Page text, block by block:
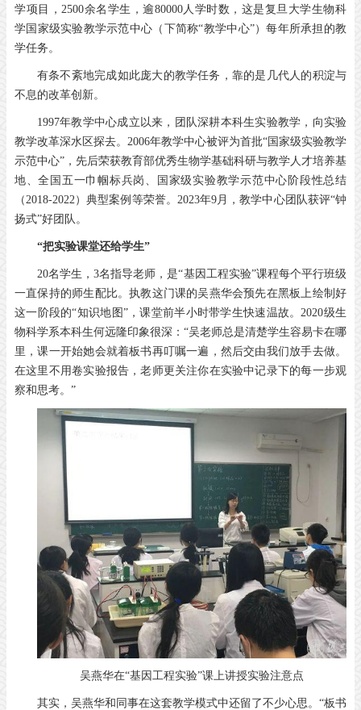
学项目，2500余名学生，逾80000人学时数，这是复旦大学生物科
学国家级实验教学示范中心（下简称“教学中心”）每年所承担的教
学任务。
有条不紊地完成如此庞大的教学任务，靠的是几代人的积淀与
不息的改革创新。
1997年教学中心成立以来，团队深耕本科生实验教学，向实验
教学改革深水区探去。2006年教学中心被评为首批“国家级实验教学
示范中心”，先后荣获教育部优秀生物学基础科研与教学人才培养基
地、全国五一巾帼标兵岗、国家级实验教学示范中心阶段性总结
（2018-2022）典型案例等荣誉。2023年9月，教学中心团队获评“钟
扬式”好团队。
“把实验课堂还给学生”
20名学生，3名指导老师，是“基因工程实验”课程每个平行班级
一直保持的师生配比。执教这门课的吴燕华会预先在黑板上绘制好
这一阶段的“知识地图”，课堂前半小时带学生快速温故。2020级生
物科学系本科生何远隆印象很深：“吴老师总是清楚学生容易卡在哪
里，课一开始她会就着板书再叮嘱一遍，然后交由我们放手去做。
在这里不用卷实验报告，老师更关注你在实验中记录下的每一步观
察和思考。”
吴燕华在“基因工程实验”课上讲授实验注意点
其实，吴燕华和同事在这套教学模式中还留了不少心思。“板书